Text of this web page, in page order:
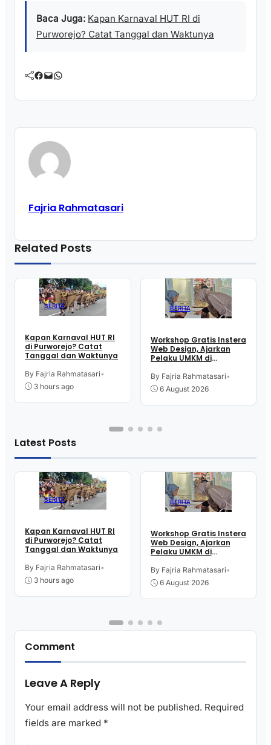
Baca Juga: Kapan Karnaval HUT RI di
Purworejo? Catat Tanggal dan Waktunya
Facebook Mail WhatsApp
Fajria Rahmatasari
Related Posts
BERITA
Kapan Karnaval HUT RI
di Purworejo? Catat
Tanggal dan Waktunya
By Fajria Rahmatasari•
3 hours ago
BERITA
Workshop Gratis Instera
Web Design, Ajarkan
Pelaku UMKM di
Teknologi Digital buat
Jualan
By Fajria Rahmatasari•
6 August 2026
Latest Posts
BERITA
Kapan Karnaval HUT RI
di Purworejo? Catat
Tanggal dan Waktunya
By Fajria Rahmatasari•
3 hours ago
BERITA
Workshop Gratis Instera
Web Design, Ajarkan
Pelaku UMKM di
Teknologi Digital buat
Jualan
By Fajria Rahmatasari•
6 August 2026
Comment
Leave A Reply
Your email address will not be published. Required
fields are marked *